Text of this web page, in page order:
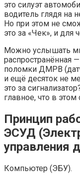
это силуэт
водитель глядя на
Но при этом не
это за «Чек», и для
Можно услышать
распространённая
поломки ДМРВ
и ещё десяток не
это за
главное, что в этом
Принцип
ЭСУД
управления
Компьютер (ЭБУ).